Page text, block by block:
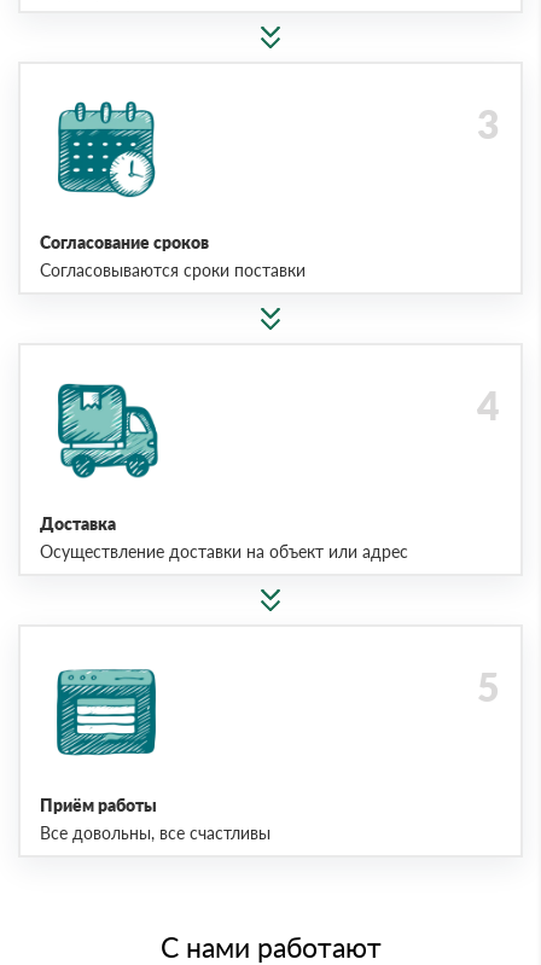
Согласование сроков
Согласовываются сроки поставки
Доставка
Осуществление доставки на объект или адрес
Приём работы
Все довольны, все счастливы
С нами работают